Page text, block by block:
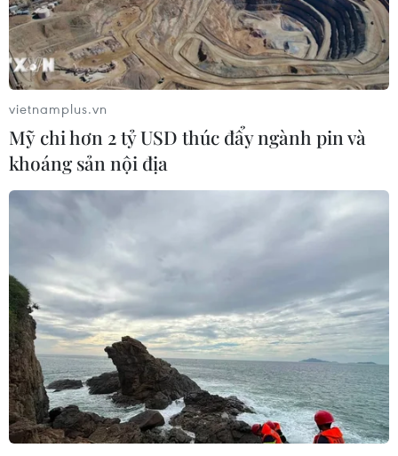
vietnamplus.vn
Mỹ chi hơn 2 tỷ USD thúc đẩy ngành pin và
khoáng sản nội địa